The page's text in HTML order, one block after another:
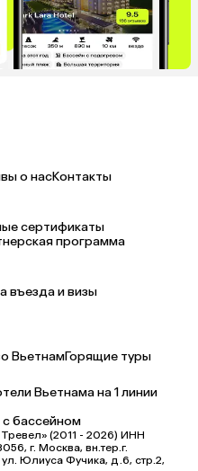
о насКонтакты
сертификаты
программа
въезда и визы
ВьетнамГорящие туры
Вьетнама на 1 линии
бассейном
(2011 - 2026) ИНН
г. Москва, вн.тер.г.
Юлиуса Фучика, д.6, стр.2,